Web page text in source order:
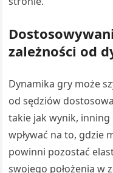
zależności od
Dynamika gry może
od sędziów
takie jak wynik,
wpływać na to, gdzie
powinni pozostać
swojego położenia w